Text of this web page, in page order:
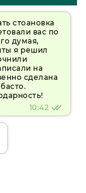
стоановка
вас по
думая,
я решил
на
сделана
10:42